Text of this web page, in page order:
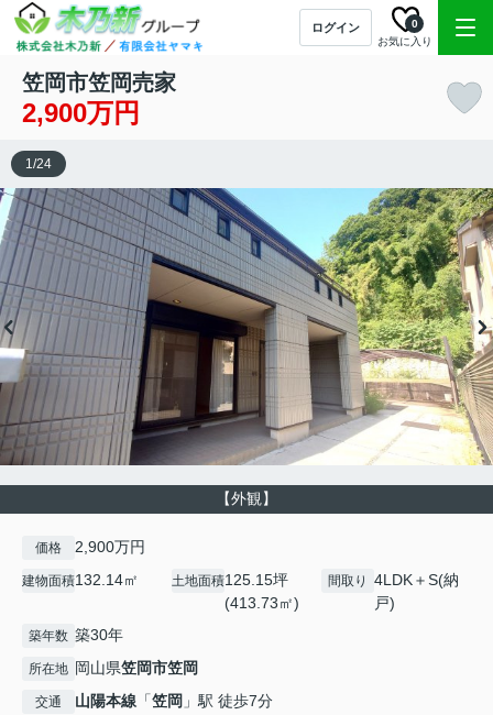
ログイン
お気に入り
0
笠岡市笠岡売家
2,900万円
【外観】
1/24
価格 2,900万円
建物面積132.14㎡ 土地面積125.15坪
(413.73㎡)
間取り
4LDK＋S(納
戸)
築年数 築30年
所在地 岡山県笠岡市笠岡
交通 山陽本線 「笠岡 」駅 徒歩7分